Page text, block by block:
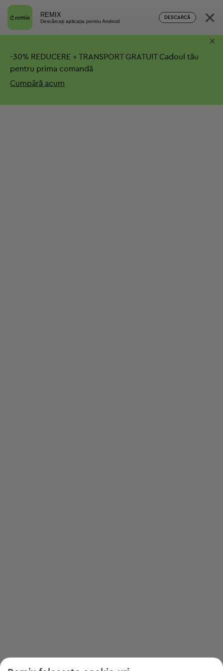
REMIX
Descărcați aplicația pentru Android
DESCARCĂ ×
-30% REDUCERE + TRANSPORT GRATUITCadoul tău
pentru prima comandă
Cumpără acum
×